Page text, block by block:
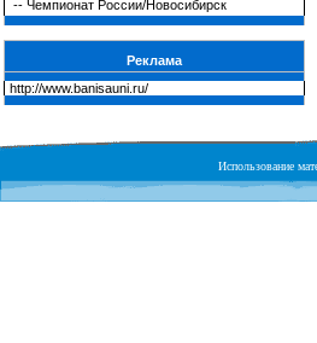
-- Чемпионат России/Новосибирск
Реклама
http://www.banisauni.ru/
Использование